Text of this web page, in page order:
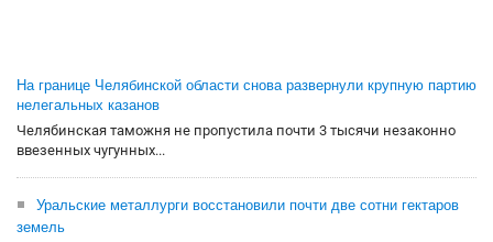
На границе Челябинской области снова развернули крупную партию
нелегальных казанов
Челябинская таможня не пропустила почти 3 тысячи незаконно
ввезенных чугунных...
Уральские металлурги восстановили почти две сотни гектаров
земель